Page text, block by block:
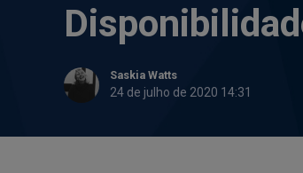
Saskia Watts
24 de julho de 2020 14:31